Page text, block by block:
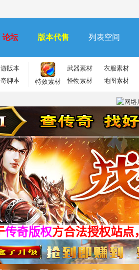
论坛 版本代售 列表空间
版本
脚本 特效素材
武器素材 衣服素材
怪物素材
地图素材